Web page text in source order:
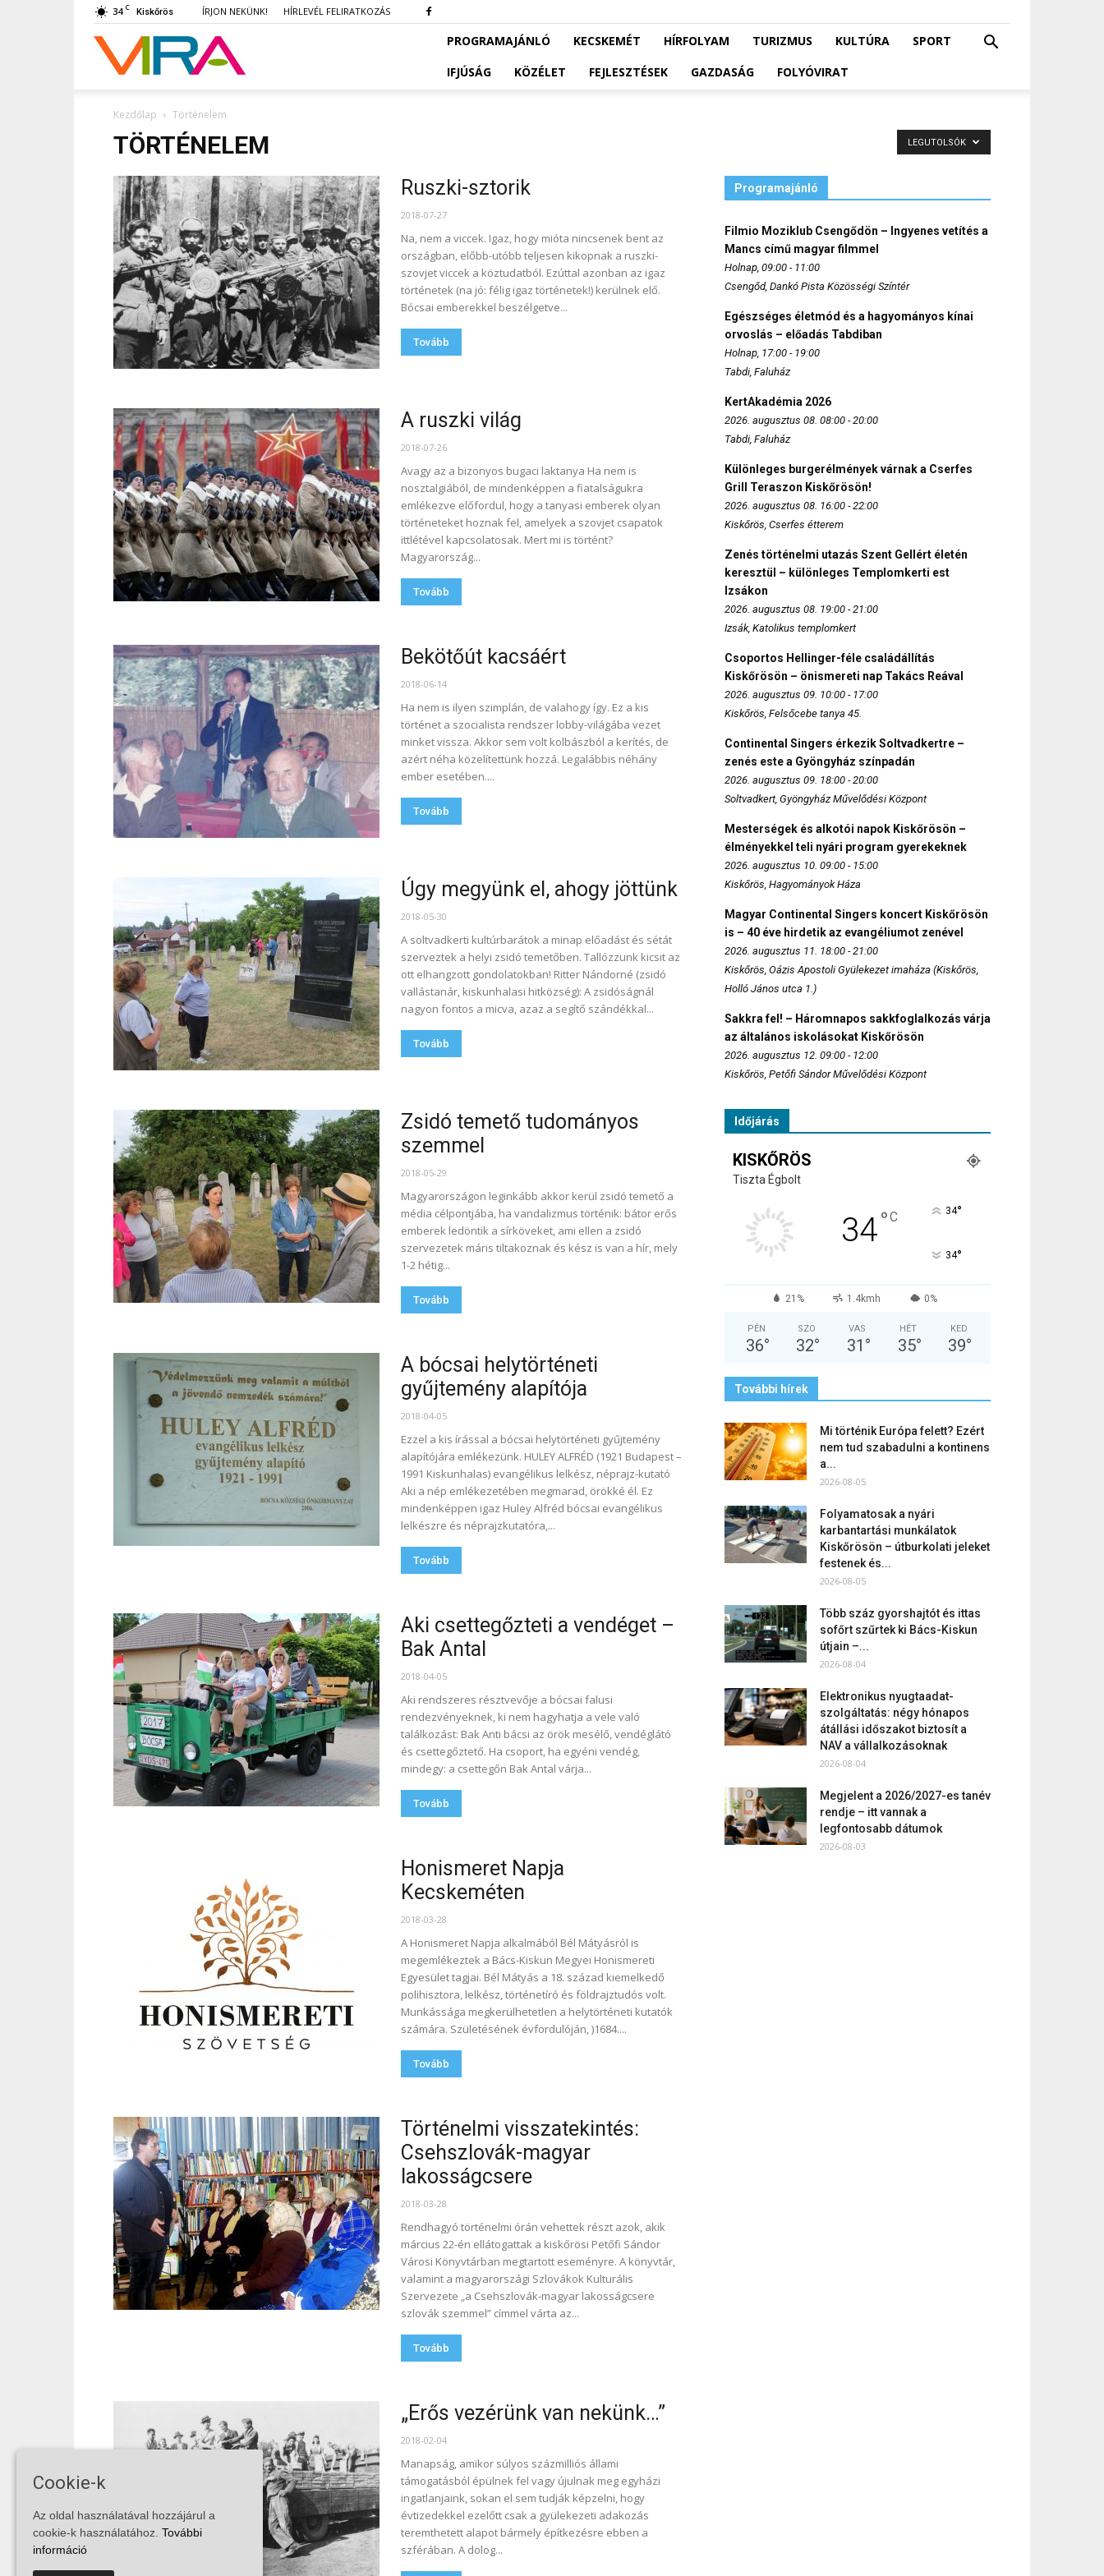
34 C Kiskőrös ÍRJON NEKÜNK! HÍRLEVÉL FELIRATKOZÁS
VIRA PROGRAMAJÁNLÓ KECSKEMÉT HÍRFOLYAM TURIZMUS KULTÚRA
SPORT
IFJÚSÁG
KÖZÉLET FEJLESZTÉSEK GAZDASÁG FOLYÓVIRAT
Kezdőlap Történelem
TÖRTÉNELEM LEGUTOLSÓK
Ruszki-sztorik
2018-07-27
Na, nem a viccek. Igaz, hogy mióta nincsenek bent az
országban, előbb-utóbb teljesen kikopnak a ruszki-
szovjet viccek a köztudatból. Ezúttal azonban az igaz
történetek (na jó: félig igaz történetek!) kerülnek elő.
Bócsai emberekkel beszélgetve...
Tovább
A ruszki világ
2018-07-26
Avagy az a bizonyos bugaci laktanya Ha nem is
nosztalgiából, de mindenképpen a fiatalságukra
emlékezve előfordul, hogy a tanyasi emberek olyan
történeteket hoznak fel, amelyek a szovjet csapatok
ittlétével kapcsolatosak. Mert mi is történt?
Magyarország...
Tovább
Bekötőút kacsáért
2018-06-14
Ha nem is ilyen szimplán, de valahogy így. Ez a kis
történet a szocialista rendszer lobby-világába vezet
minket vissza. Akkor sem volt kolbászból a kerítés, de
azért néha közelítettünk hozzá. Legalábbis néhány
ember esetében....
Tovább
Úgy megyünk el, ahogy jöttünk
2018-05-30
A soltvadkerti kultúrbarátok a minap előadást és sétát
szerveztek a helyi zsidó temetőben. Tallózzunk kicsit az
ott elhangzott gondolatokban! Ritter Nándorné (zsidó
vallástanár, kiskunhalasi hitközség): A zsidóságnál
nagyon fontos a micva, azaz a segítő szándékkal...
Tovább
Zsidó temető tudományos
szemmel
2018-05-29
Magyarországon leginkább akkor kerül zsidó temető a
média célpontjába, ha vandalizmus történik: bátor erős
emberek ledöntik a sírköveket, ami ellen a zsidó
szervezetek máris tiltakoznak és kész is van a hír, mely
1-2 hétig...
Tovább
A bócsai helytörténeti
gyűjtemény alapítója
2018-04-05
Ezzel a kis írással a bócsai helytörténeti gyűjtemény
alapítójára emlékezünk. HULEY ALFRÉD (1921 Budapest –
1991 Kiskunhalas) evangélikus lelkész, néprajz-kutató
Aki a nép emlékezetében megmarad, örökké él. Ez
mindenképpen igaz Huley Alfréd bócsai evangélikus
lelkészre és néprajzkutatóra,...
Tovább
Aki csettegőzteti a vendéget –
Bak Antal
2018-04-05
Aki rendszeres résztvevője a bócsai falusi
rendezvényeknek, ki nem hagyhatja a vele való
találkozást: Bak Anti bácsi az örök mesélő, vendéglátó
és csettegőztető. Ha csoport, ha egyéni vendég,
mindegy: a csettegőn Bak Antal várja...
Tovább
Honismeret Napja
Kecskeméten
2018-03-28
A Honismeret Napja alkalmából Bél Mátyásról is
megemlékeztek a Bács-Kiskun Megyei Honismereti
Egyesület tagjai. Bél Mátyás a 18. század kiemelkedő
polihisztora, lelkész, történetíró és földrajztudós volt.
Munkássága megkerülhetetlen a helytörténeti kutatók
számára. Születésének évfordulóján, )1684....
Tovább
Történelmi visszatekintés:
Csehszlovák-magyar
lakosságcsere
2018-03-28
Rendhagyó történelmi órán vehettek részt azok, akik
március 22-én ellátogattak a kiskőrösi Petőfi Sándor
Városi Könyvtárban megtartott eseményre. A könyvtár,
valamint a magyarországi Szlovákok Kulturális
Szervezete „a Csehszlovák-magyar lakosságcsere
szlovák szemmel” címmel várta az...
Tovább
„Erős vezérünk van nekünk…”
2018-02-04
Manapság, amikor súlyos százmilliós állami
támogatásból épülnek fel vagy újulnak meg egyházi
ingatlanjaink, sokan el sem tudják képzelni, hogy
évtizedekkel ezelőtt csak a gyülekezeti adakozás
teremthetett alapot bármely építkezésre ebben a
szférában. A dolog...
Programajánló
Filmio Moziklub Csengődön – Ingyenes vetítés a
Mancs című magyar filmmel
Holnap, 09:00 - 11:00
Csengőd, Dankó Pista Közösségi Színtér
Egészséges életmód és a hagyományos kínai
orvoslás – előadás Tabdiban
Holnap, 17:00 - 19:00
Tabdi, Faluház
KertAkadémia 2026
2026. augusztus 08. 08:00 - 20:00
Tabdi, Faluház
Különleges burgerélmények várnak a Cserfes
Grill Teraszon Kiskőrösön!
2026. augusztus 08. 16:00 - 22:00
Kiskőrös, Cserfes étterem
Zenés történelmi utazás Szent Gellért életén
keresztül – különleges Templomkerti est
Izsákon
2026. augusztus 08. 19:00 - 21:00
Izsák, Katolikus templomkert
Csoportos Hellinger-féle családállítás
Kiskőrösön – önismereti nap Takács Reával
2026. augusztus 09. 10:00 - 17:00
Kiskőrös, Felsőcebe tanya 45.
Continental Singers érkezik Soltvadkertre –
zenés este a Gyöngyház színpadán
2026. augusztus 09. 18:00 - 20:00
Soltvadkert, Gyöngyház Művelődési Központ
Mesterségek és alkotói napok Kiskőrösön –
élményekkel teli nyári program gyerekeknek
2026. augusztus 10. 09:00 - 15:00
Kiskőrös, Hagyományok Háza
Magyar Continental Singers koncert Kiskőrösön
is – 40 éve hirdetik az evangéliumot zenével
2026. augusztus 11. 18:00 - 21:00
Kiskőrös, Oázis Apostoli Gyülekezet imaháza (Kiskőrös,
Holló János utca 1.)
Sakkra fel! – Háromnapos sakkfoglalkozás várja
az általános iskolásokat Kiskőrösön
2026. augusztus 12. 09:00 - 12:00
Kiskőrös, Petőfi Sándor Művelődési Központ
Időjárás
KISKŐRÖS
Tiszta Égbolt
34°C 34°
34°
21% 1.4kmh 0%
PÉN
36°
SZO
32°
VAS
31 °
HÉT
35°
KED
39°
További hírek
Mi történik Európa felett? Ezért
nem tud szabadulni a kontinens
a...
2026-08-05
Folyamatosak a nyári
karbantartási munkálatok
Kiskőrösön – útburkolati jeleket
festenek és...
2026-08-05
Több száz gyorshajtót és ittas
sofőrt szűrtek ki Bács-Kiskun
útjain –...
2026-08-04
Elektronikus nyugtaadat-
szolgáltatás: négy hónapos
átállási időszakot biztosít a
NAV a vállalkozásoknak
2026-08-04
Megjelent a 2026/2027-es tanév
rendje – itt vannak a
legfontosabb dátumok
2026-08-03
Cookie-k
Az oldal használatával hozzájárul a
cookie-k használatához. További
információ